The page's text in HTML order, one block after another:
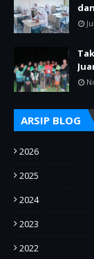
ARSIP BLOG
2026
2025
2024
2023
2022